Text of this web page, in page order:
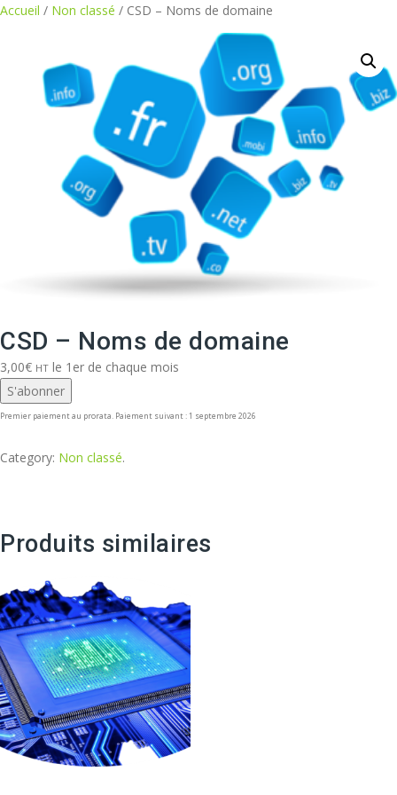
Aller
contenu
Accueil / Non classé / CSD – Noms de domaine
CSD – Noms de domaine
3,00€ HT le 1er de chaque mois
S'abonner
Premier paiement au prorata. Paiement suivant : 1 septembre 2026
Category: Non classé.
Produits similaires